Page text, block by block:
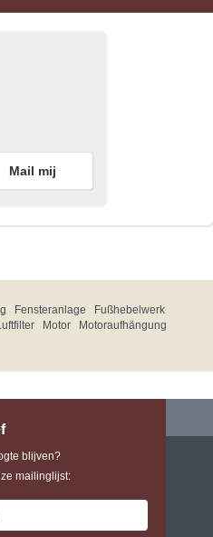
Mail mij
Fensteranlage
Fußhebelwerk
Motor
Motoraufhängung
blijven?
mailinglijst: